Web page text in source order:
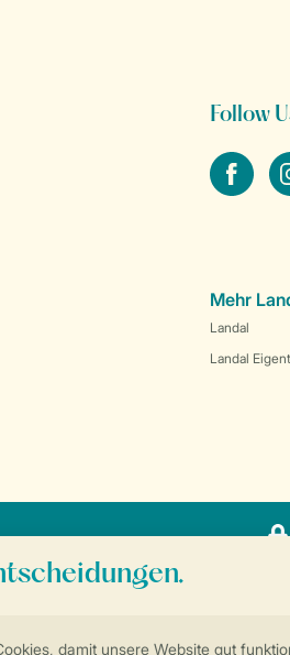
Follow
facebook
Mehr
Landal
Landal